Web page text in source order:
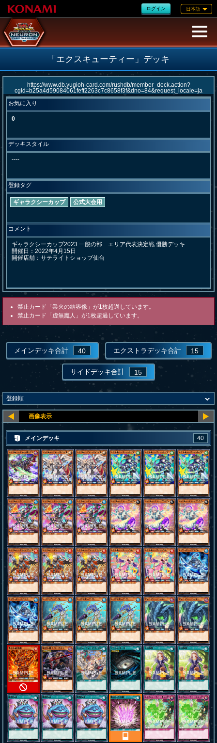
ログイン 日本語
「エクスキューティー」デッキ
お気に入り
0
デッキスタイル
----
登録タグ
ギャラクシーカップ 公式大会用
コメント
ギャラクシーカップ2023 一般の部　エリア代表決定戦 優勝デッキ
開催日：2022年4月15日
開催店舗：サテライトショップ仙台
禁止カード「業火の結界像」が1枚超過しています。
禁止カード「虚無魔人」が1枚超過しています。
メインデッキ合計 40 エクストラデッキ合計 15
サイドデッキ合計 15
メインデッキ 40